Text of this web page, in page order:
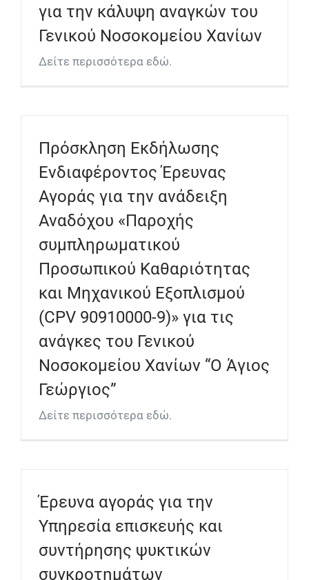
για την κάλυψη αναγκών του
Γενικού Νοσοκομείου Χανίων
Δείτε περισσότερα εδώ.
Πρόσκληση Εκδήλωσης
Ενδιαφέροντος Έρευνας
Αγοράς για την ανάδειξη
Αναδόχου «Παροχής
συμπληρωματικού
Προσωπικού Καθαριότητας
και Μηχανικού Εξοπλισμού
(CPV 90910000-9)» για τις
ανάγκες του Γενικού
Νοσοκομείου Χανίων “Ο Άγιος
Γεώργιος”
Δείτε περισσότερα εδώ.
Έρευνα αγοράς για την
Υπηρεσία επισκευής και
συντήρησης ψυκτικών
συγκροτημάτων